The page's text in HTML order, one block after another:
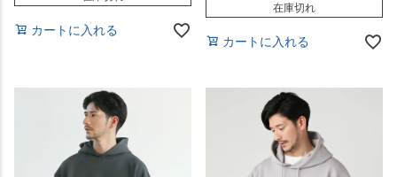
カートに入れる
在庫切れ
カートに入れる